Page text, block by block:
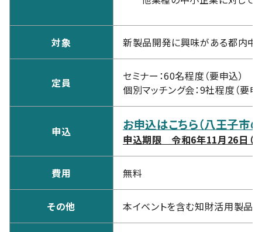
対象 新製品開発に興味がある都内中
定員
セミナー：60名程度（要申込）
個別マッチング会：9社程度（要申
申込 お申込はこちら（八王子市
申込期限 令和6年11月26日（
費用 無料
その他 本イベントを含む知財活用製品